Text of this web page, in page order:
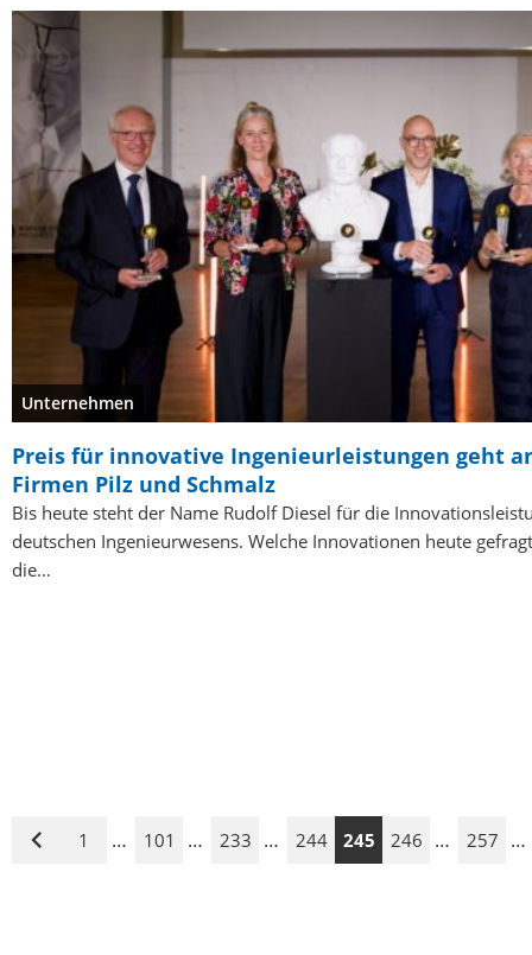
Unternehmen
Preis für innovative Ingenieurleistungen geht
Firmen Pilz und Schmalz
Bis heute steht der Name Rudolf Diesel für die
deutschen Ingenieurwesens. Welche Innovationen heute
die…
Vorige
1 … 101 … 233 … 244 245 246 … 257 …